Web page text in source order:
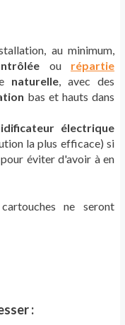
au minimum,
ou répartie
naturelle, avec des
bas et hauts dans
électrique
la plus efficace) si
éviter d'avoir à en
ne seront
: